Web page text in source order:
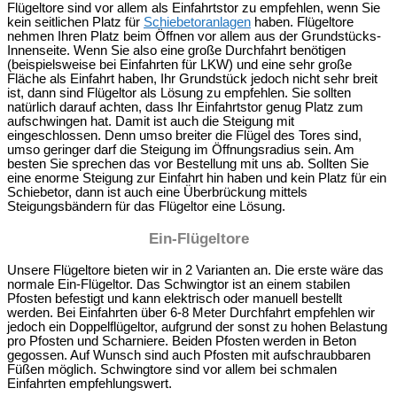
Flügeltore sind vor allem als Einfahrtstor zu empfehlen, wenn Sie
kein seitlichen Platz für Schiebetoranlagen haben. Flügeltore
nehmen Ihren Platz beim Öffnen vor allem aus der Grundstücks-
Innenseite. Wenn Sie also eine große Durchfahrt benötigen
(beispielsweise bei Einfahrten für LKW) und eine sehr große
Fläche als Einfahrt haben, Ihr Grundstück jedoch nicht sehr breit
ist, dann sind Flügeltor als Lösung zu empfehlen. Sie sollten
natürlich darauf achten, dass Ihr Einfahrtstor genug Platz zum
aufschwingen hat. Damit ist auch die Steigung mit
eingeschlossen. Denn umso breiter die Flügel des Tores sind,
umso geringer darf die Steigung im Öffnungsradius sein. Am
besten Sie sprechen das vor Bestellung mit uns ab. Sollten Sie
eine enorme Steigung zur Einfahrt hin haben und kein Platz für ein
Schiebetor, dann ist auch eine Überbrückung mittels
Steigungsbändern für das Flügeltor eine Lösung.
Ein-Flügeltore
Unsere Flügeltore bieten wir in 2 Varianten an. Die erste wäre das
normale Ein-Flügeltor. Das Schwingtor ist an einem stabilen
Pfosten befestigt und kann elektrisch oder manuell bestellt
werden. Bei Einfahrten über 6-8 Meter Durchfahrt empfehlen wir
jedoch ein Doppelflügeltor, aufgrund der sonst zu hohen Belastung
pro Pfosten und Scharniere. Beiden Pfosten werden in Beton
gegossen. Auf Wunsch sind auch Pfosten mit aufschraubbaren
Füßen möglich. Schwingtore sind vor allem bei schmalen
Einfahrten empfehlungswert.